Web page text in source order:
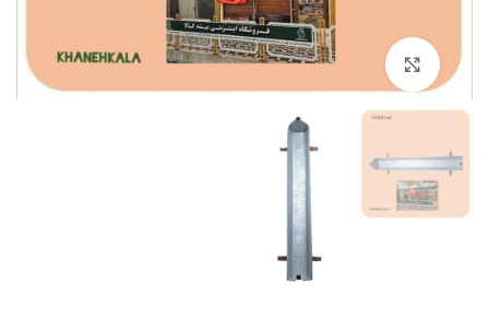
برای بزرگنمایی کلیک کنید